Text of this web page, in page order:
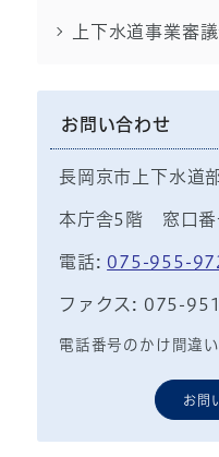
上下水道事業審
お問い合わせ
長岡京市上下水道
本庁舎5階 窓口番
電話: 075-955-
ファクス: 075-
電話番号のかけ間違
お問